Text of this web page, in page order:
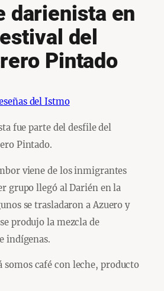
darienista en
del
Pintado
del Istmo
fue parte del desfile del
Pintado.
viene de los inmigrantes
grupo llegó al Darién en la
se trasladaron a Azuero y
produjo la mezcla de
indígenas.
somos café con leche, producto